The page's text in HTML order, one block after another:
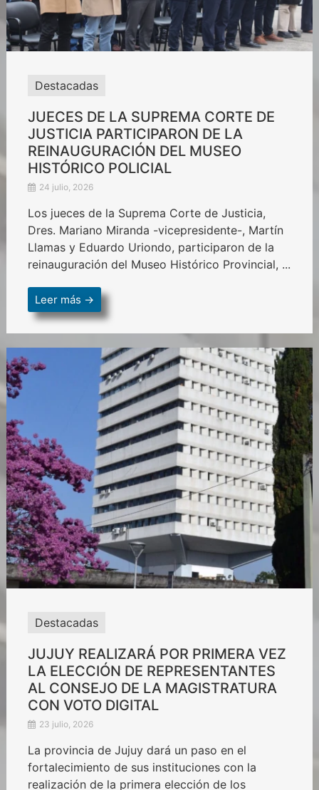
Destacadas
JUECES DE LA SUPREMA CORTE DE
JUSTICIA PARTICIPARON DE LA
REINAUGURACIÓN DEL MUSEO
HISTÓRICO POLICIAL
24 julio, 2026
Los jueces de la Suprema Corte de Justicia,
Dres. Mariano Miranda -vicepresidente-, Martín
Llamas y Eduardo Uriondo, participaron de la
reinauguración del Museo Histórico Provincial, ...
Leer más →
Destacadas
JUJUY REALIZARÁ POR PRIMERA VEZ
LA ELECCIÓN DE REPRESENTANTES
AL CONSEJO DE LA MAGISTRATURA
CON VOTO DIGITAL
23 julio, 2026
La provincia de Jujuy dará un paso en el
fortalecimiento de sus instituciones con la
realización de la primera elección de los